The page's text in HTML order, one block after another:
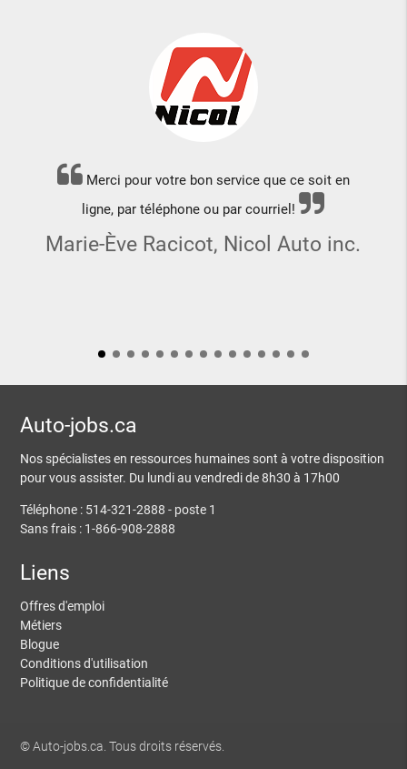
Merci pour votre bon service que ce soit en
ligne, par téléphone ou par courriel!
Marie-Ève Racicot, Nicol Auto inc.
Auto-jobs.ca
Nos spécialistes en ressources humaines sont à votre disposition
pour vous assister. Du lundi au vendredi de 8h30 à 17h00
Téléphone : 514-321-2888 - poste 1
Sans frais : 1-866-908-2888
Liens
Offres d'emploi
Métiers
Blogue
Conditions d'utilisation
Politique de confidentialité
© Auto-jobs.ca. Tous droits réservés.